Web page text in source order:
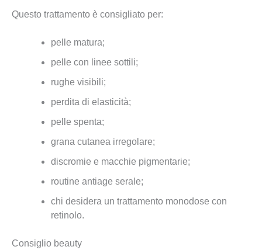
Questo trattamento è consigliato per:
pelle matura;
pelle con linee sottili;
rughe visibili;
perdita di elasticità;
pelle spenta;
grana cutanea irregolare;
discromie e macchie pigmentarie;
routine antiage serale;
chi desidera un trattamento monodose con
retinolo.
Consiglio beauty